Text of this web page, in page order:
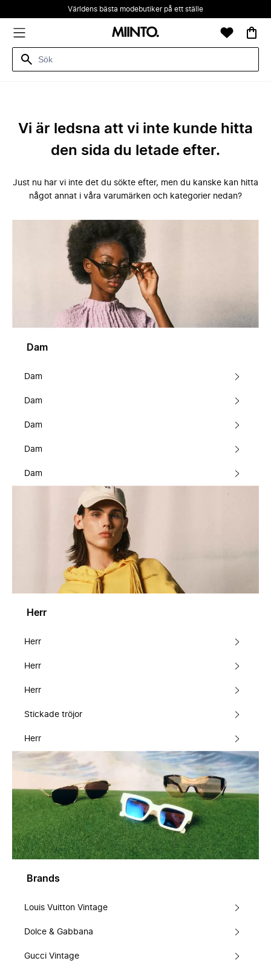
Världens bästa modebutiker på ett ställe
Vi är ledsna att vi inte kunde hitta
den sida du letade efter.
Just nu har vi inte det du sökte efter, men du kanske kan hitta
något annat i våra varumärken och kategorier nedan?
Dam
Dam
Dam
Dam
Dam
Dam
Herr
Herr
Herr
Herr
Stickade tröjor
Herr
Brands
Louis Vuitton Vintage
Dolce & Gabbana
Gucci Vintage